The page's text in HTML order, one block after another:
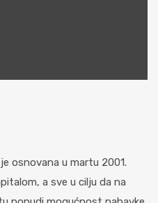
osnovana u martu 2001.
a sve u cilju da na